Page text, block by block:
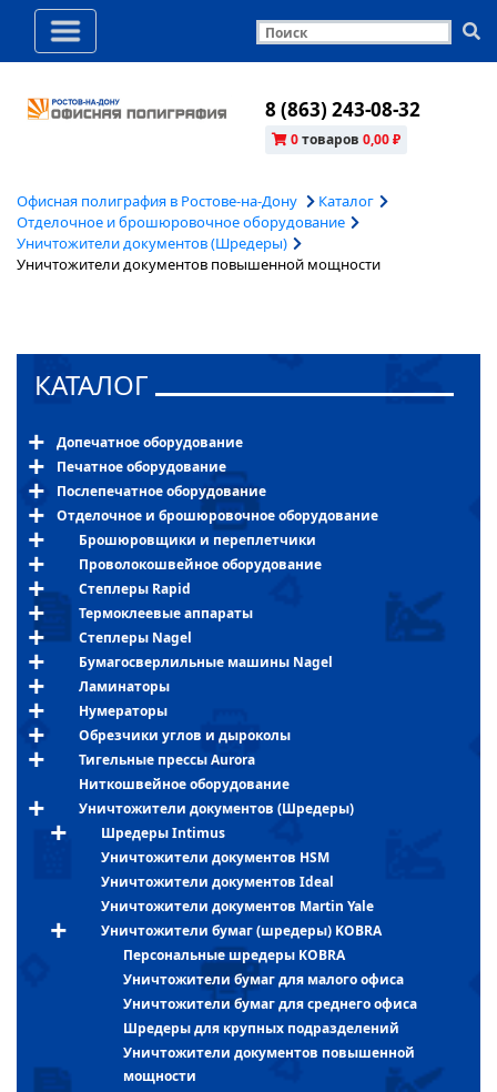
8 (863) 243-08-32
0товаров 0,00 ₽
Офисная полиграфия в Ростове-на-Дону
Каталог
Отделочное и брошюровочное оборудование
Уничтожители документов (Шредеры)
Уничтожители документов повышенной мощности
КАТАЛОГ
Допечатное оборудование
Печатное оборудование
Послепечатное оборудование
Отделочное и брошюровочное оборудование
Брошюровщики и переплетчики
Проволокошвейное оборудование
Степлеры Rapid
Термоклеевые аппараты
Степлеры Nagel
Бумагосверлильные машины Nagel
Ламинаторы
Нумераторы
Обрезчики углов и дыроколы
Тигельные прессы Aurora
Ниткошвейное оборудование
Уничтожители документов (Шредеры)
Шредеры Intimus
Уничтожители документов HSM
Уничтожители документов Ideal
Уничтожители документов Martin Yale
Уничтожители бумаг (шредеры) KOBRA
Персональные шредеры KOBRA
Уничтожители бумаг для малого офиса
Уничтожители бумаг для среднего офиса
Шредеры для крупных подразделений
Уничтожители документов повышенной
мощности